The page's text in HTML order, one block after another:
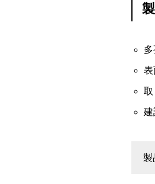
表
取
建
製